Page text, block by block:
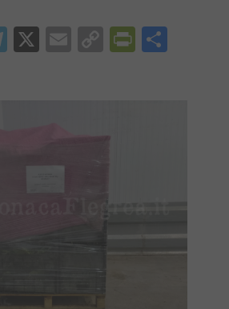
Telegram
X EmailCopy